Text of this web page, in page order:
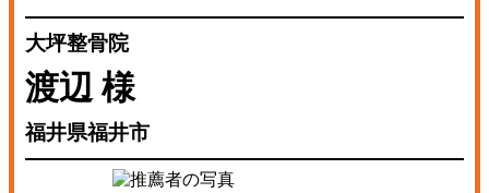
大坪整骨院
渡辺 様
福井県福井市